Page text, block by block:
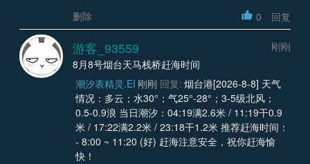
删除
0 回复
游客_93559
刚刚
8月8号烟台天马栈桥赶海时间
潮汐表精灵.EI 刚刚 回复: 烟台港[2026-8-8] 天气
情况：多云；水30°；气25°-28°；3-5级北风；
0.5-0.9浪 当日潮汐：04:19满2.6米 / 11:19干0.9
米 / 17:22满2.2米 / 23:18干1.2米 推荐赶海时间：
- 8:00 ~ 11:20 (好) 赶海注意安全，祝你赶海愉
快！